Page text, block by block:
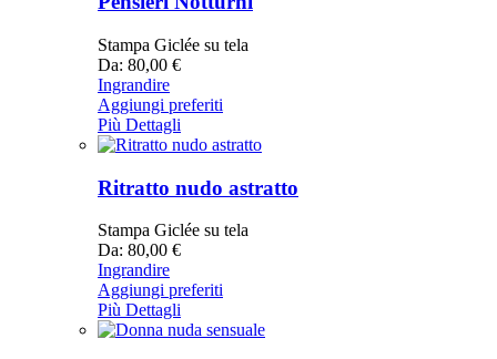
Stampa Giclée su tela
Da: 80,00 €
Ingrandire
Aggiungi preferiti
Più Dettagli
Ritratto nudo astratto
Stampa Giclée su tela
Da: 80,00 €
Ingrandire
Aggiungi preferiti
Più Dettagli